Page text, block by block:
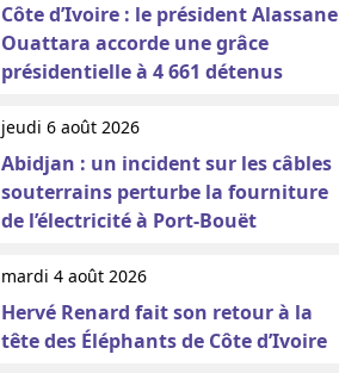
Côte d’Ivoire : le président Alassane
Ouattara accorde une grâce
présidentielle à 4 661 détenus
jeudi 6 août 2026
Abidjan : un incident sur les câbles
souterrains perturbe la fourniture
de l’électricité à Port-Bouët
mardi 4 août 2026
Hervé Renard fait son retour à la
tête des Éléphants de Côte d’Ivoire